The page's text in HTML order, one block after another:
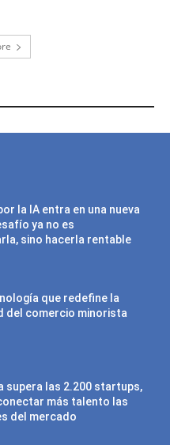
la IA entra en una nueva
ya no es
sino hacerla rentable
que redefine la
del comercio minorista
supera las 2.200 startups,
más talento las
del mercado